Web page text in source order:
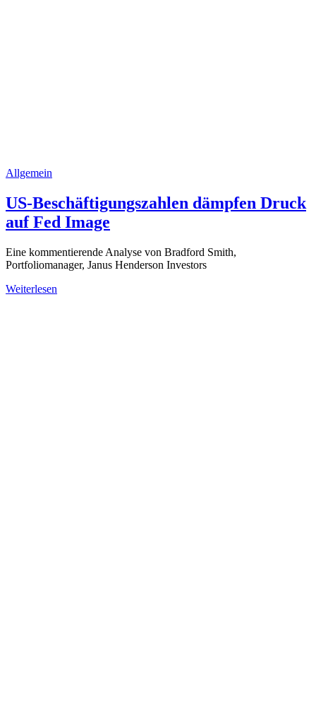
Allgemein
US-Beschäftigungszahlen dämpfen Druck
auf Fed Image
Eine kommentierende Analyse von Bradford Smith,
Portfoliomanager, Janus Henderson Investors
Weiterlesen